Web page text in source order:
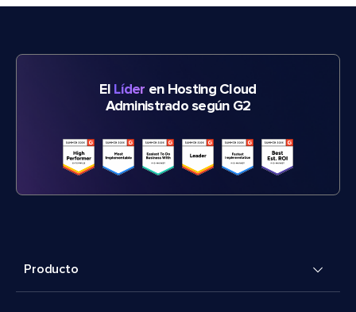
El Líder en Hosting Cloud
Administrado según G2
Producto